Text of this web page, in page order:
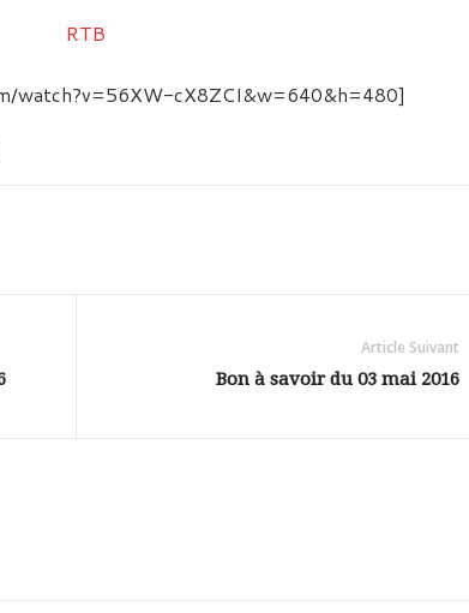
watch?v=56XW-cX8ZCI&w=640&h=480]
Article Suivant
Bon à savoir du 03 mai 2016